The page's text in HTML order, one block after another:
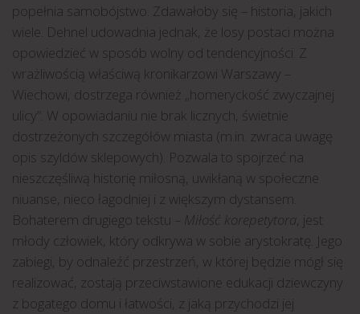
popełnia samobójstwo. Zdawałoby się – historia, jakich
wiele. Dehnel udowadnia jednak, że losy postaci można
opowiedzieć w sposób wolny od tendencyjności. Z
wrażliwością właściwą kronikarzowi Warszawy –
Wiechowi, dostrzega również „homeryckość zwyczajnej
ulicy”. W opowiadaniu nie brak licznych, świetnie
dostrzeżonych szczegółów miasta (m.in. zwraca uwagę
opis szyldów sklepowych). Pozwala to spojrzeć na
nieszczęśliwą historię miłosną, uwikłaną w społeczne
niuanse, nieco łagodniej i z większym dystansem.
Bohaterem drugiego tekstu – Miłość korepetytora , jest
młody człowiek, który odkrywa w sobie arystokratę. Jego
zabiegi, by odnaleźć przestrzeń, w której będzie mógł się
realizować, zostają przeciwstawione edukacji dziewczyny
z bogatego domu i łatwości, z jaką przychodzi jej